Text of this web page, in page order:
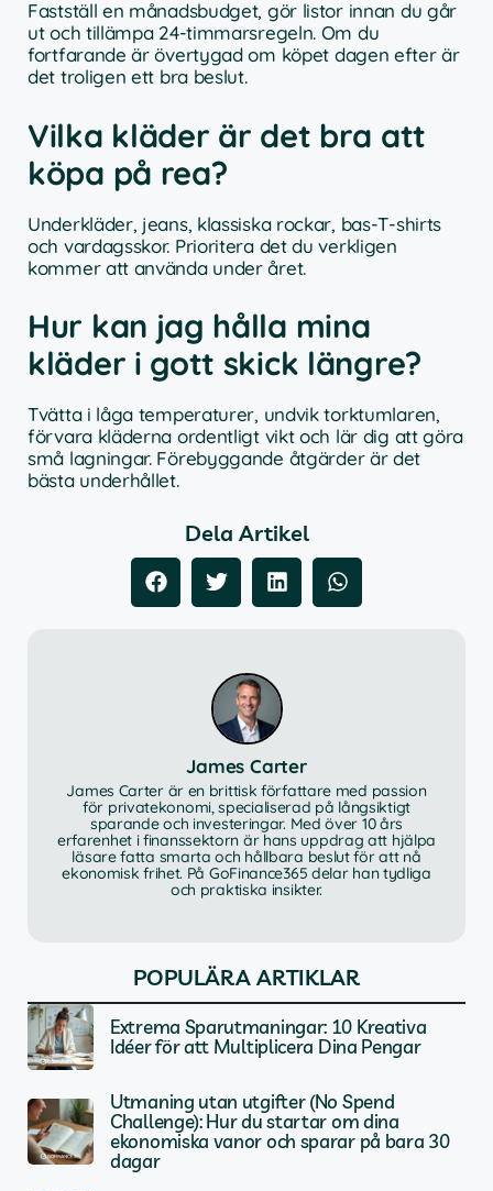
Fastställ en månadsbudget, gör listor innan du går
ut och tillämpa 24-timmarsregeln. Om du
fortfarande är övertygad om köpet dagen efter är
det troligen ett bra beslut.
Vilka kläder är det bra att
köpa på rea?
Underkläder, jeans, klassiska rockar, bas-T-shirts
och vardagsskor. Prioritera det du verkligen
kommer att använda under året.
Hur kan jag hålla mina
kläder i gott skick längre?
Tvätta i låga temperaturer, undvik torktumlaren,
förvara kläderna ordentligt vikt och lär dig att göra
små lagningar. Förebyggande åtgärder är det
bästa underhållet.
Dela Artikel
James Carter
James Carter är en brittisk författare med passion
för privatekonomi, specialiserad på långsiktigt
sparande och investeringar. Med över 10 års
erfarenhet i finanssektorn är hans uppdrag att hjälpa
läsare fatta smarta och hållbara beslut för att nå
ekonomisk frihet. På GoFinance365 delar han tydliga
och praktiska insikter.
POPULÄRA ARTIKLAR
Extrema Sparutmaningar: 10 Kreativa
Idéer för att Multiplicera Dina Pengar
Utmaning utan utgifter (No Spend
Challenge): Hur du startar om dina
ekonomiska vanor och sparar på bara 30
dagar